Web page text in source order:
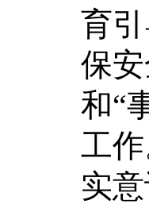
育
保
和“
工
实